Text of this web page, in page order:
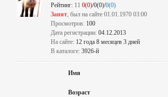
Рейтинг: 11 0(0)/0(0)/0(0)
Занят, был на сайте 01.01.1970 03:00
Просмотров: 100
Дата регистрации: 04.12.2013
На сайте: 12 года 8 месяцев 3 дней
В каталоге: 3926-й
Имя
Возраст